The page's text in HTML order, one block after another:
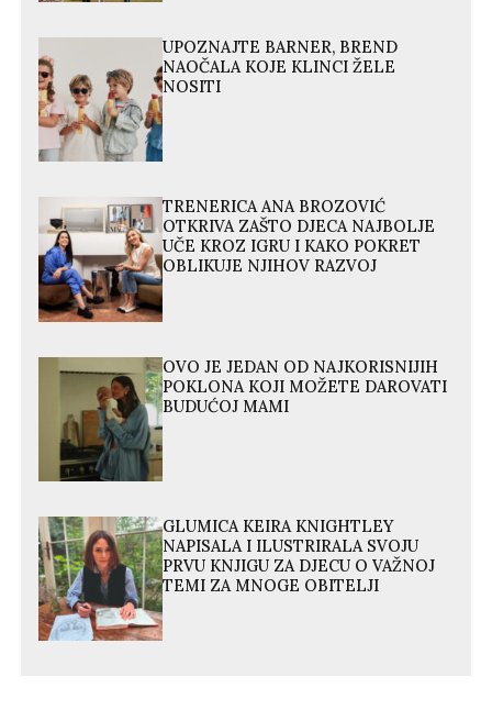
UPOZNAJTE BARNER, BREND
NAOČALA KOJE KLINCI ŽELE
NOSITI
TRENERICA ANA BROZOVIĆ
OTKRIVA ZAŠTO DJECA NAJBOLJE
UČE KROZ IGRU I KAKO POKRET
OBLIKUJE NJIHOV RAZVOJ
OVO JE JEDAN OD NAJKORISNIJIH
POKLONA KOJI MOŽETE DAROVATI
BUDUĆOJ MAMI
GLUMICA KEIRA KNIGHTLEY
NAPISALA I ILUSTRIRALA SVOJU
PRVU KNJIGU ZA DJECU O VAŽNOJ
TEMI ZA MNOGE OBITELJI